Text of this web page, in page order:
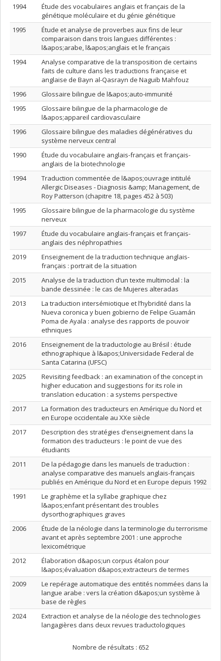
1994
Étude des vocabulaires anglais et français de la
génétique moléculaire et du génie génétique
1995
Étude et analyse de proverbes aux fins de leur
comparaison dans trois langues différentes :
l&apos;arabe, l&apos;anglais et le français
1994
Analyse comparative de la transposition de certains
faits de culture dans les traductions française et
anglaise de Bayn al-Qasrayn de Naguib Mahfouz
1996
Glossaire bilingue de l&apos;auto-immunité
1995
Glossaire bilingue de la pharmacologie de
l&apos;appareil cardiovasculaire
1996
Glossaire bilingue des maladies dégénératives du
système nerveux central
1990
Étude du vocabulaire anglais-français et français-
anglais de la biotechnologie
1994
Traduction commentée de l&apos;ouvrage intitulé
Allergic Diseases - Diagnosis &amp; Management, de
Roy Patterson (chapitre 18, pages 452 à 503)
1995
Glossaire bilingue de la pharmacologie du système
nerveux
1997
Étude du vocabulaire anglais-français et français-
anglais des néphropathies
2019
Enseignement de la traduction technique anglais-
français : portrait de la situation
2015
Analyse de la traduction d’un texte multimodal : la
bande dessinée : le cas de Mujeres alteradas
2013
La traduction intersémiotique et l’hybridité dans la
Nueva coronica y buen gobierno de Felipe Guamán
Poma de Ayala : analyse des rapports de pouvoir
ethniques
2016
Enseignement de la traductologie au Brésil : étude
ethnographique à l&apos;Universidade Federal de
Santa Catarina (UFSC)
2025
Revisiting feedback : an examination of the concept in
higher education and suggestions for its role in
translation education : a systems perspective
2017
La formation des traducteurs en Amérique du Nord et
en Europe occidentale au XXe siècle
2017
Description des stratégies d’enseignement dans la
formation des traducteurs : le point de vue des
étudiants
2011
De la pédagogie dans les manuels de traduction :
analyse comparative des manuels anglais-français
publiés en Amérique du Nord et en Europe depuis 1992
1991
Le graphème et la syllabe graphique chez
l&apos;enfant présentant des troubles
dysorthographiques graves
2006
Étude de la néologie dans la terminologie du terrorisme
avant et après septembre 2001 : une approche
lexicométrique
2012
Élaboration d&apos;un corpus étalon pour
l&apos;évaluation d&apos;extracteurs de termes
2009
Le repérage automatique des entités nommées dans la
langue arabe : vers la création d&apos;un système à
base de règles
2024
Extraction et analyse de la néologie des technologies
langagières dans deux revues traductologiques
Nombre de résultats : 652